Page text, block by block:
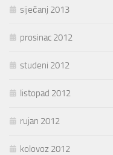
siječanj 2013
prosinac 2012
studeni 2012
listopad 2012
rujan 2012
kolovoz 2012